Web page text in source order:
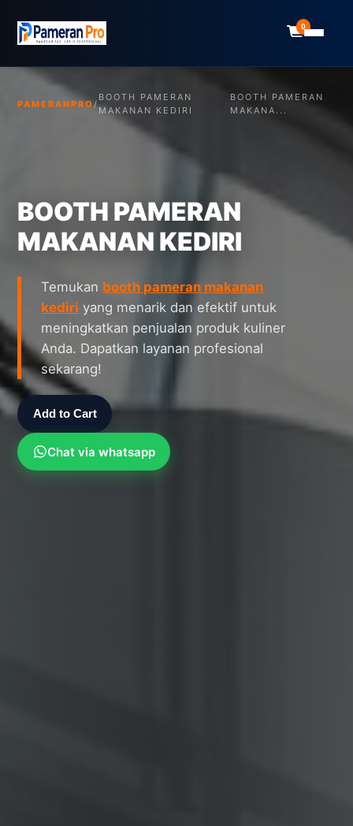
0
PAMERANPRO/
BOOTH PAMERAN
MAKANAN KEDIRI
BOOTH PAMERAN
MAKANA...
BOOTH PAMERAN
MAKANAN KEDIRI
Temukan booth pameran makanan
kediri yang menarik dan efektif untuk
meningkatkan penjualan produk kuliner
Anda. Dapatkan layanan profesional
sekarang!
Add to Cart
Chat via whatsapp